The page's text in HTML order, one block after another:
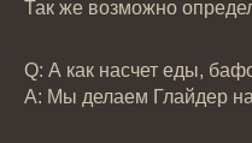
Так же возможно
Q: А как насчет еды,
А: Мы делаем Глайдер